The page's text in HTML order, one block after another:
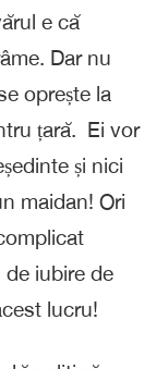
e că
Dar nu
oprește la
țară. Ei vor
și nici
maidan! Ori
iubire de
lucru!